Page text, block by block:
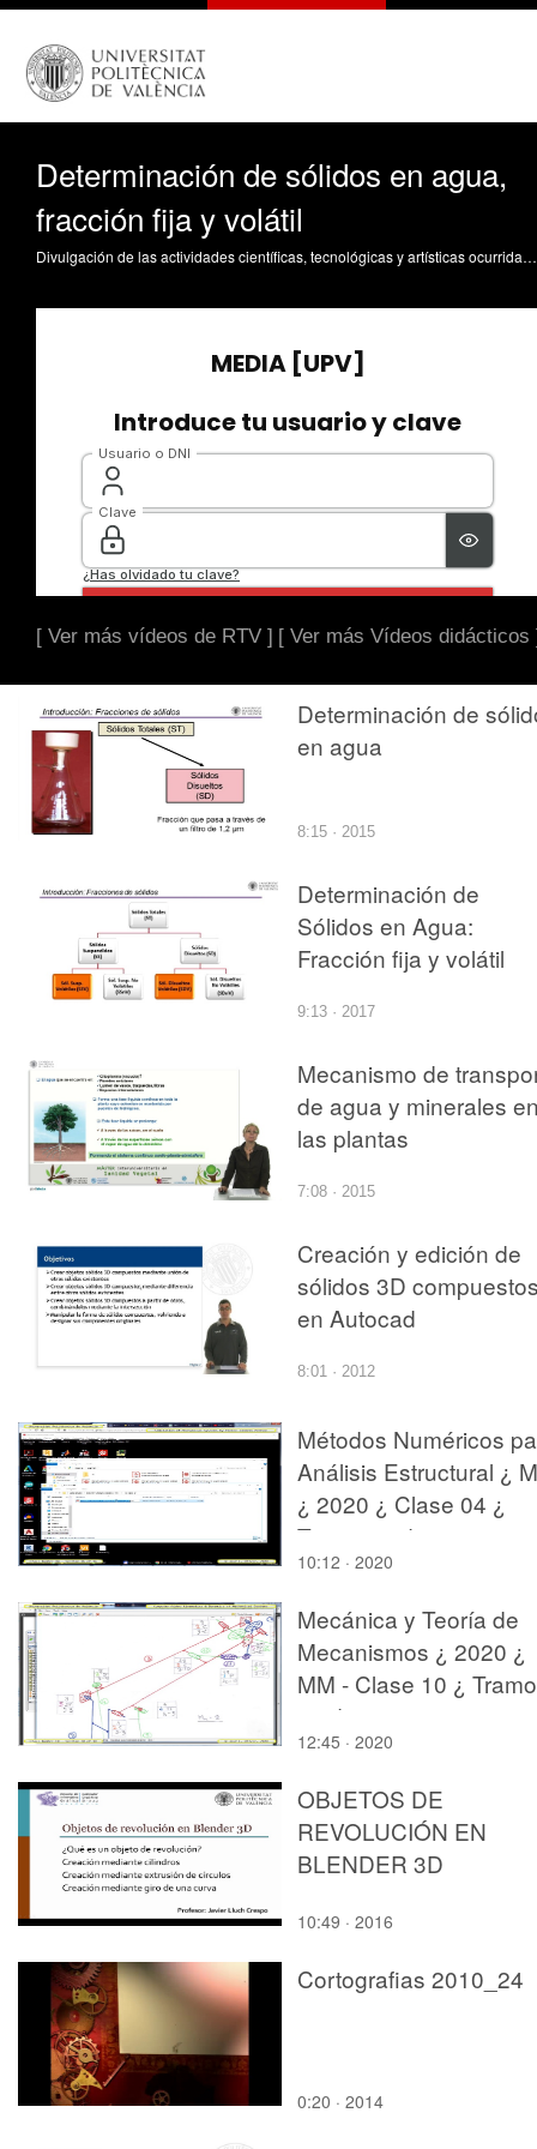
Determinación de sólidos en agua,
fracción fija y volátil
Divulgación de las actividades científicas, tecnológicas y artísticas ocurridas en los tres campus de la UPV
[ Ver más vídeos de RTV ] [ Ver más Vídeos didácticos
Determinación de
en agua
8:15 · 2015
Determinación de
Sólidos en Agua:
Fracción fija y volátil
9:13 · 2017
Mecanismo de
de agua y minerales
las plantas
7:08 · 2015
Creación y edición de
sólidos 3D
en Autocad
8:01 · 2012
Métodos Numéricos
Análisis Estructural ¿
¿ 2020 ¿ Clase 04 ¿
Tramo 06 de 14
10:12 · 2020
Mecánica y Teoría de
Mecanismos ¿ 2020 ¿
MM - Clase 10 ¿ Tramo
10 de 10
12:45 · 2020
OBJETOS DE
REVOLUCIÓN EN
BLENDER 3D
10:49 · 2016
Cortografias 2010_24
0:20 · 2014